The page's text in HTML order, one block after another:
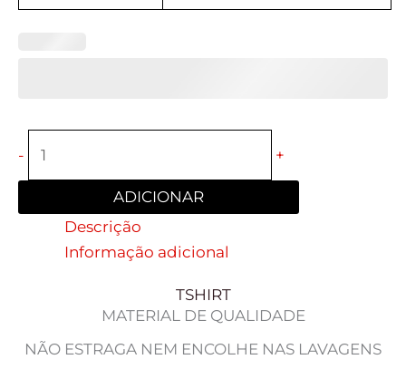
- +
ADICIONAR
Descrição
Informação adicional
TSHIRT
MATERIAL DE QUALIDADE
NÃO ESTRAGA NEM ENCOLHE NAS LAVAGENS